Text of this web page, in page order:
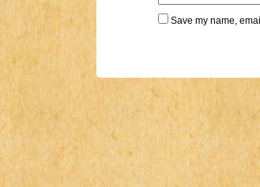
Save my name,